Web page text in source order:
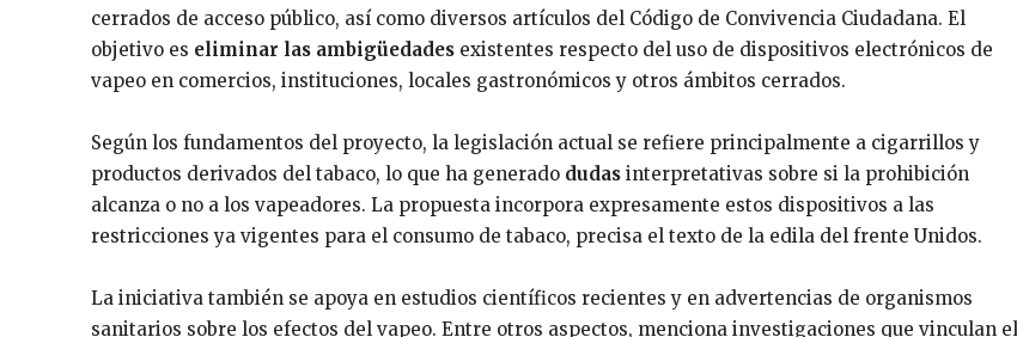
cerrados de acceso público, así como diversos artículos del Código de Convivencia Ciudadana. El
objetivo es eliminar las ambigüedades existentes respecto del uso de dispositivos electrónicos de
vapeo en comercios, instituciones, locales gastronómicos y otros ámbitos cerrados.
Según los fundamentos del proyecto, la legislación actual se refiere principalmente a cigarrillos y
productos derivados del tabaco, lo que ha generado dudas interpretativas sobre si la prohibición
alcanza o no a los vapeadores. La propuesta incorpora expresamente estos dispositivos a las
restricciones ya vigentes para el consumo de tabaco, precisa el texto de la edila del frente Unidos.
La iniciativa también se apoya en estudios científicos recientes y en advertencias de organismos
sanitarios sobre los efectos del vapeo. Entre otros aspectos, menciona investigaciones que vinculan el